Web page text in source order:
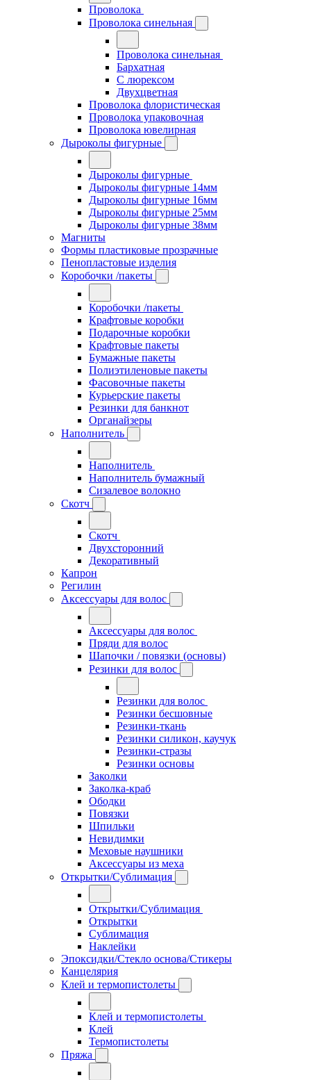
Проволока
Проволока синельная
Проволока синельная
Бархатная
С люрексом
Двухцветная
Проволока флористическая
Проволока упаковочная
Проволока ювелирная
Дыроколы фигурные
Дыроколы фигурные
Дыроколы фигурные 14мм
Дыроколы фигурные 16мм
Дыроколы фигурные 25мм
Дыроколы фигурные 38мм
Магниты
Формы пластиковые прозрачные
Пенопластовые изделия
Коробочки /пакеты
Коробочки /пакеты
Крафтовые коробки
Подарочные коробки
Крафтовые пакеты
Бумажные пакеты
Полиэтиленовые пакеты
Фасовочные пакеты
Курьерские пакеты
Резинки для банкнот
Органайзеры
Наполнитель
Наполнитель
Наполнитель бумажный
Сизалевое волокно
Скотч
Скотч
Двухсторонний
Декоративный
Капрон
Регилин
Аксессуары для волос
Аксессуары для волос
Пряди для волос
Шапочки / повязки (основы)
Резинки для волос
Резинки для волос
Резинки бесшовные
Резинки-ткань
Резинки силикон, каучук
Резинки-стразы
Резинки основы
Заколки
Заколка-краб
Ободки
Повязки
Шпильки
Невидимки
Меховые наушники
Аксессуары из меха
Открытки/Сублимация
Открытки/Сублимация
Открытки
Сублимация
Наклейки
Эпоксидки/Стекло основа/Стикеры
Канцелярия
Клей и термопистолеты
Клей и термопистолеты
Клей
Термопистолеты
Пряжа